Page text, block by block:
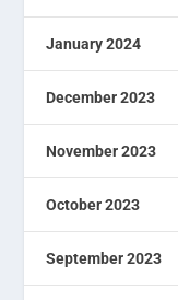
January 2024
December 2023
November 2023
October 2023
September 2023